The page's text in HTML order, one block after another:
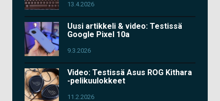
13.4.2026
Uusi artikkeli & video: Testissä
Google Pixel 10a
9.3.2026
Video: Testissä Asus ROG Kithara
-pelikuulokkeet
11.2.2026